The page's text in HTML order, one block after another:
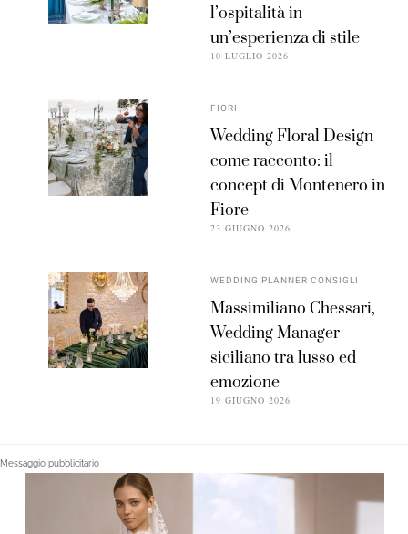
l’ospitalità in
un’esperienza di stile
10 LUGLIO 2026
FIORI
Wedding Floral Design
come racconto: il
concept di Montenero in
Fiore
23 GIUGNO 2026
WEDDING PLANNER CONSIGLI
Massimiliano Chessari,
Wedding Manager
siciliano tra lusso ed
emozione
19 GIUGNO 2026
Messaggio pubblicitario